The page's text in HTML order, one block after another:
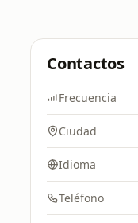
Contactos
Frecuencia
Ciudad
Idioma
Teléfono